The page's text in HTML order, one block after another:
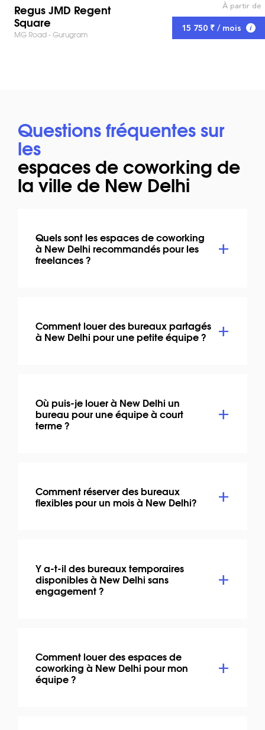
Regus JMD Regent
Square
MG Road - Gurugram
À partir de
15 750 ₹ / mois
Questions fréquentes sur
les
espaces de coworking de
la ville de New Delhi
Quels sont les espaces de coworking
à New Delhi recommandés pour les
freelances ?
Comment louer des bureaux partagés
à New Delhi pour une petite équipe ?
Où puis-je louer à New Delhi un
bureau pour une équipe à court
terme ?
Comment réserver des bureaux
flexibles pour un mois à New Delhi?
Y a-t-il des bureaux temporaires
disponibles à New Delhi sans
engagement ?
Comment louer des espaces de
coworking à New Delhi pour mon
équipe ?